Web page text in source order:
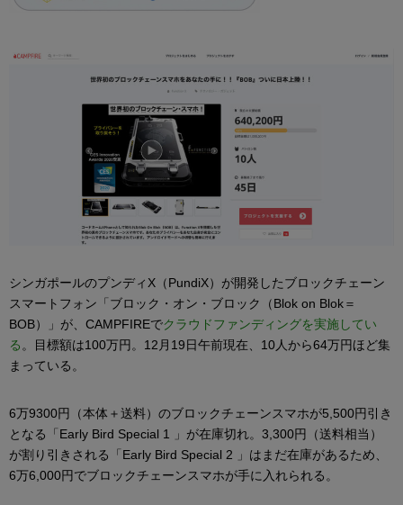
シンガポールのプンディX（PundiX）が開発したブロックチェーン
スマートフォン「ブロック・オン・ブロック（Blok on Blok＝
BOB）」が、CAMPFIREでクラウドファンディングを実施してい
る 。目標額は100万円。12月19日午前現在、10人から64万円ほど集
まっている。
6万9300円（本体＋送料）のブロックチェーンスマホが5,500円引き
となる「Early Bird Special 1 」が在庫切れ。3,300円（送料相当）
が割り引きされる「Early Bird Special 2 」はまだ在庫があるため、
6万6,000円でブロックチェーンスマホが手に入れられる。